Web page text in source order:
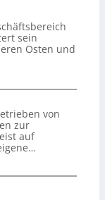
sein
Osten und
von
zur
auf